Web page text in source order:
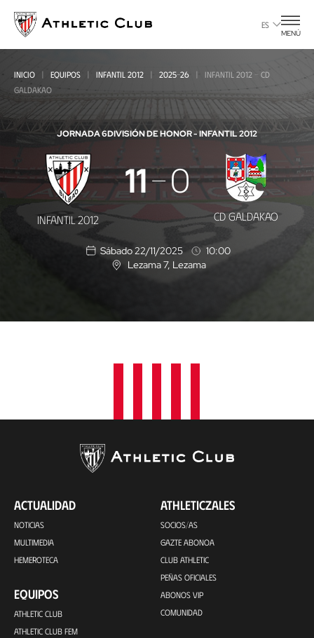
contenido
principal
ES
MENÚ
INICIO EQUIPOS INFANTIL 2012 2025-26
INFANTIL 2012 - CD
GALDAKAO
JORNADA 6DIVISIÓN DE HONOR - INFANTIL 2012
Infantil
2012
-
CD
INFANTIL 2012
11 0
CD GALDAKAO
Sábado 22/11/2025
10:00
U
n
Lezama 7, Lezama
ACTUALIDAD
NOTICIAS
MULTIMEDIA
HEMEROTECA
EQUIPOS
ATHLETIC CLUB
ATHLETIC CLUB FEM
ATHLETICZALES
SOCIOS/AS
GAZTE ABONOA
CLUB ATHLETIC
PEÑAS OFICIALES
ABONOS VIP
COMUNIDAD